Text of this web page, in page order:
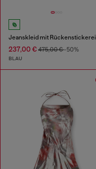
Jeanskleid mit Rückenstickerei
237,00 € 475,00 €-50%
BLAU